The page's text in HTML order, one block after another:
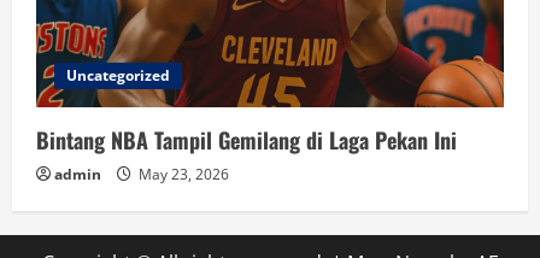
Uncategorized
Bintang NBA Tampil Gemilang di Laga Pekan Ini
admin May 23, 2026